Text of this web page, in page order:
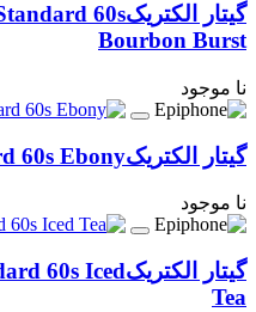
گیتار الکتریک60s
Bourbon Burst
نا موجود
گیتار الکتریک60s Ebony
نا موجود
گیتار الکتریک60s Iced
Tea